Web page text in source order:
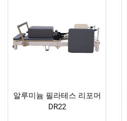
알루미늄 필라테스 리포머
DR22